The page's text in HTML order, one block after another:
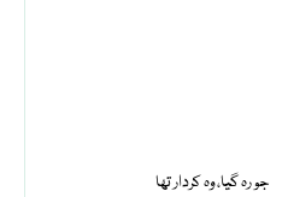
جو رہ گیا، وہ کردار تھا